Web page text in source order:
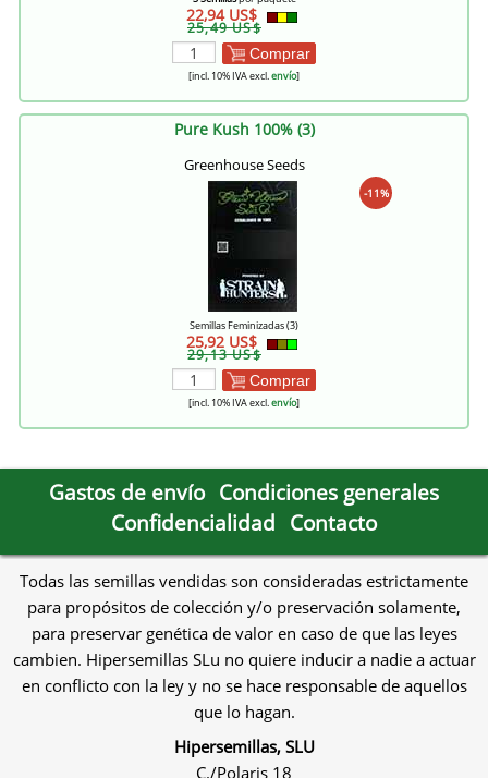
22,94 US$
25,49 US$
Comprar
[incl. 10% IVA excl.envío]
Pure Kush 100% (3)
Greenhouse Seeds
-11%
Semillas Feminizadas (3)
25,92 US$
29,13 US$
Comprar
[incl. 10% IVA excl.envío]
Gastos de envío Condiciones generales
Confidencialidad Contacto
Todas las semillas vendidas son consideradas estrictamente
para propósitos de colección y/o preservación solamente,
para preservar genética de valor en caso de que las leyes
cambien. Hipersemillas SLu no quiere inducir a nadie a actuar
en conflicto con la ley y no se hace responsable de aquellos
que lo hagan.
Hipersemillas, SLU
C./Polaris 18